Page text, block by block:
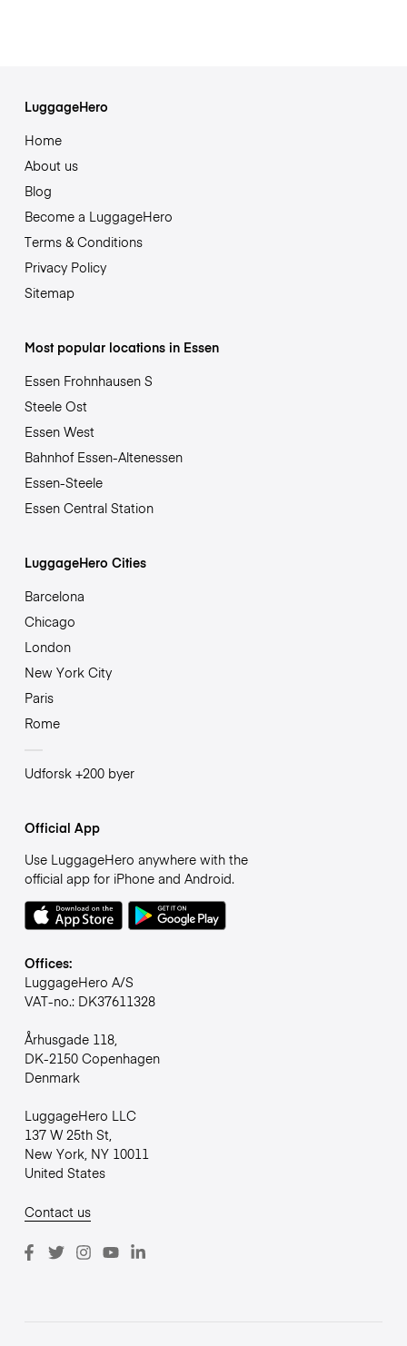
LuggageHero
Home
About us
Blog
Become a LuggageHero
Terms & Conditions
Privacy Policy
Sitemap
Most popular locations in Essen
Essen Frohnhausen S
Steele Ost
Essen West
Bahnhof Essen-Altenessen
Essen-Steele
Essen Central Station
LuggageHero Cities
Barcelona
Chicago
London
New York City
Paris
Rome
Udforsk +200 byer
Official App
Use LuggageHero anywhere with the
official app for iPhone and Android.
Offices:
LuggageHero A/S
VAT-no.: DK37611328
Århusgade 118,
DK-2150 Copenhagen
Denmark
LuggageHero LLC
137 W 25th St,
New York, NY 10011
United States
Contact us